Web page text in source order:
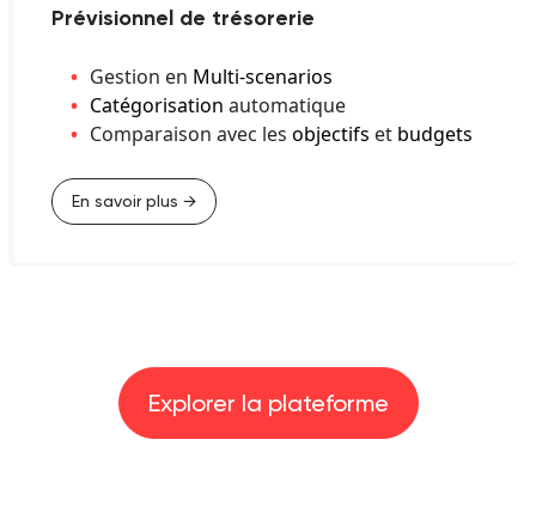
Prévisionnel de trésorerie
Gestion en Multi-scenarios
Catégorisation automatique
Comparaison avec les objectifs et budgets
En savoir plus →
Explorer la plateforme